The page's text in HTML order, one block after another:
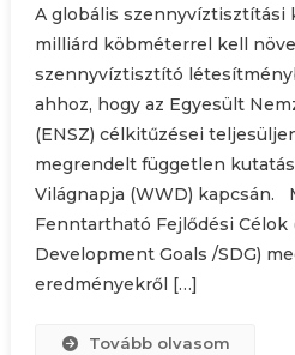
A globális szennyvíztisztítási
milliárd köbméterrel kell
szennyvíztisztító
ahhoz, hogy az Egyesült
(ENSZ) célkitűzései
megrendelt független
Világnapja (WWD) kapcsán.
Fenntartható Fejlődési Célok
Development Goals /SDG)
eredményekről […]
Tovább olvasom